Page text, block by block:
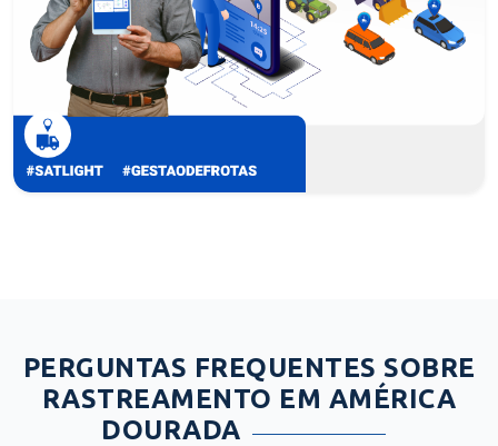
PERGUNTAS FREQUENTES SOBRE
RASTREAMENTO EM AMÉRICA
DOURADA